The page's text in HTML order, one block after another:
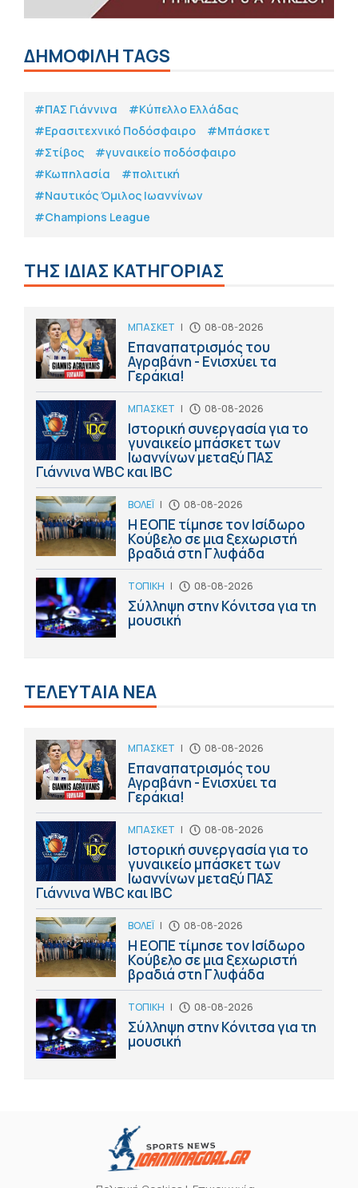
ΔΗΜΟΦΙΛΗ TAGS
#ΠΑΣ Γιάννινα
#Κύπελλο Ελλάδας
#Eρασιτεχνικό Ποδόσφαιρο
#Μπάσκετ
#Στίβος
#γυναικείο ποδόσφαιρο
#Κωπηλασία
#πολιτική
#Ναυτικός Όμιλος Ιωαννίνων
#Champions League
ΤΗΣ ΙΔΙΑΣ ΚΑΤΗΓΟΡΙΑΣ
ΜΠΑΣΚΕΤ | 08-08-2026
Επαναπατρισμός του
Αγραβάνη - Ενισχύει τα
Γεράκια!
ΜΠΑΣΚΕΤ | 08-08-2026
Ιστορική συνεργασία για το
γυναικείο μπάσκετ των
Ιωαννίνων μεταξύ ΠΑΣ
Γιάννινα WBC και IBC
ΒΟΛΕΪ | 08-08-2026
Η ΕΟΠΕ τίμησε τον Ισίδωρο
Κούβελο σε μια ξεχωριστή
βραδιά στη Γλυφάδα
ΤΟΠΙΚΗ | 08-08-2026
Σύλληψη στην Κόνιτσα για τη
μουσική
ΤΕΛΕΥΤΑΙΑ ΝΕΑ
ΜΠΑΣΚΕΤ | 08-08-2026
Επαναπατρισμός του
Αγραβάνη - Ενισχύει τα
Γεράκια!
ΜΠΑΣΚΕΤ | 08-08-2026
Ιστορική συνεργασία για το
γυναικείο μπάσκετ των
Ιωαννίνων μεταξύ ΠΑΣ
Γιάννινα WBC και IBC
ΒΟΛΕΪ | 08-08-2026
Η ΕΟΠΕ τίμησε τον Ισίδωρο
Κούβελο σε μια ξεχωριστή
βραδιά στη Γλυφάδα
ΤΟΠΙΚΗ | 08-08-2026
Σύλληψη στην Κόνιτσα για τη
μουσική